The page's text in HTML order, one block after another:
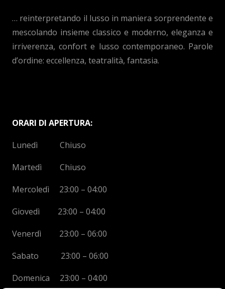
… reinterpretando il lusso in maniera sorprendente e
mescolando insieme classico e moderno, eleganza e
irriverenza, confort e lusso contemporaneo. Parole
d’ordine: eccellenza, teatralità, fantasia.
ORARI DI APERTURA:
Lunedì Chiuso
Martedì Chiuso
Mercoledì 23:00 – 04:00
Giovedì 23:00 – 04:00
Venerdì 23:00 – 06:00
Sabato 23:00 – 06:00
Domenica 23:00 – 04:00